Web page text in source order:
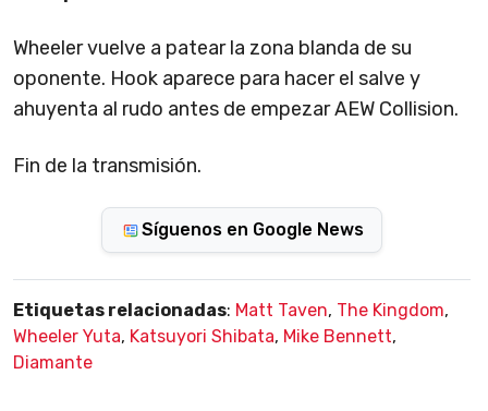
Wheeler vuelve a patear la zona blanda de su
oponente. Hook aparece para hacer el salve y
ahuyenta al rudo antes de empezar AEW Collision.
Fin de la transmisión.
Síguenos en Google News
Etiquetas relacionadas: Matt Taven, The Kingdom,
Wheeler Yuta, Katsuyori Shibata, Mike Bennett,
Diamante